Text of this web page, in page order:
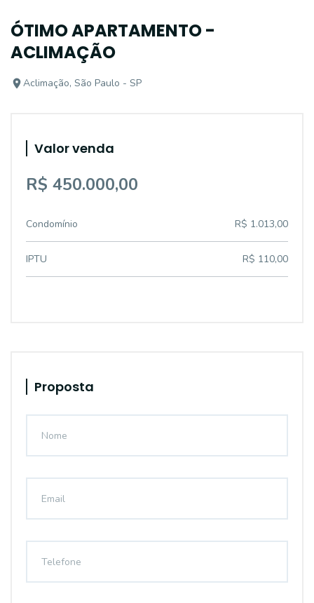
ÓTIMO APARTAMENTO -
ACLIMAÇÃO
Aclimação, São Paulo - SP
Valor venda
R$ 450.000,00
Condomínio R$ 1.013,00
IPTU R$ 110,00
Proposta